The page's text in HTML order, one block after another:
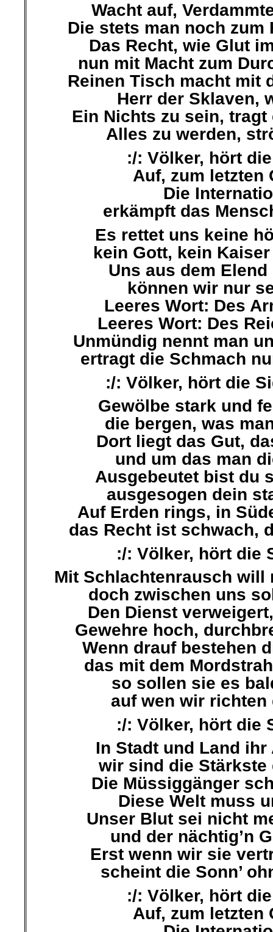
Wacht auf,
Die stets man noch zum
Das Recht, wie Glut
nun mit Macht zum
Reinen Tisch macht mit
Herr der Sklaven,
Ein Nichts zu sein,
Alles zu werden,
:/: Völker, hört
Auf, zum letzten
Die
erkämpft das
Es rettet uns keine
kein Gott, kein
Uns aus dem
können wir nur
Leeres Wort: Des
Leeres Wort: Des
Unmündig nennt man
ertragt die Schmach
:/: Völker, hört die
Gewölbe stark und
die bergen, was
Dort liegt das Gut,
und um das man
Ausgebeutet bist du
ausgesogen dein
Auf Erden rings, in
das Recht ist schwach,
:/: Völker, hört die
Mit Schlachtenrausch will
doch zwischen uns
Den Dienst
Gewehre hoch,
Wenn drauf bestehen
das mit dem
so sollen sie es
auf wen wir richten
:/: Völker, hört die
In Stadt und Land
wir sind die Stärkste
Die Müssiggänger
Diese Welt muss
Unser Blut sei nicht
und der nächtig’n
Erst wenn wir sie
scheint die Sonn’
:/: Völker, hört
Auf, zum letzten